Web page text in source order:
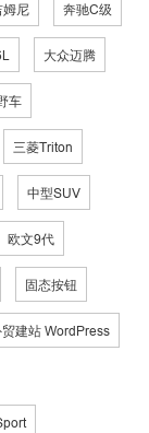
姆尼 奔驰C级
大众迈腾
车
三菱Triton
中型SUV
欧文9代
固态按钮
建站 WordPress